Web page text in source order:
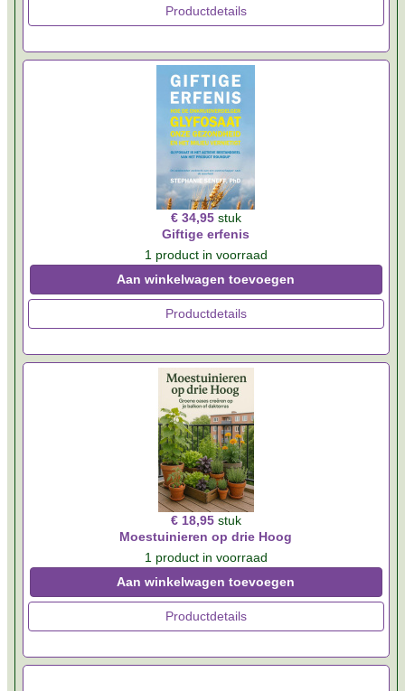
Productdetails
€ 34,95 stuk
Giftige erfenis
1 product in voorraad
Aan winkelwagen toevoegen
Productdetails
€ 18,95 stuk
Moestuinieren op drie Hoog
1 product in voorraad
Aan winkelwagen toevoegen
Productdetails